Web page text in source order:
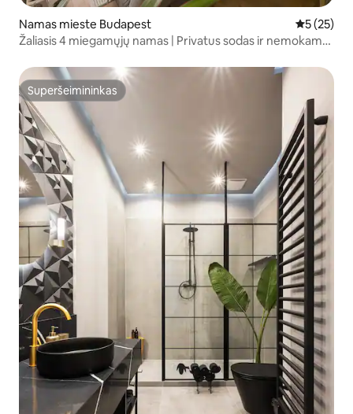
Namas mieste Budapest Vidutinis
5 (25)
Žaliasis 4 miegamųjų namas | Privatus sodas ir nemokama
Superšeimininkas
Superšeimininkas